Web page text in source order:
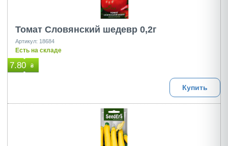
Томат Словянский шедевр 0,2г
Артикул: 18684
Есть на складе
7.80 ₴
Купить